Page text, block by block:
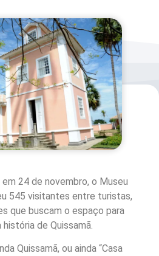
24 de novembro, o Museu
545 visitantes entre turistas,
que buscam o espaço para
de Quissamã.
Quissamã, ou ainda “Casa